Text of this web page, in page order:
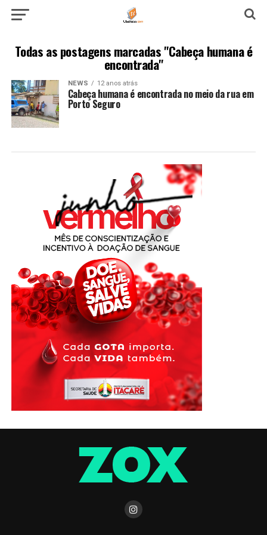
Todas as postagens marcadas "Cabeça humana é
encontrada"
NEWS 12 anos atrás
Cabeça humana é encontrada no meio da rua em
Porto Seguro